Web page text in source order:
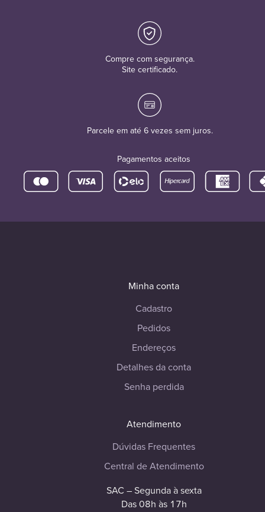
Compre com segurança.
Site certificado.
Parcele em até 6 vezes sem juros.
Pagamentos aceitos
Minha conta
Cadastro
Pedidos
Endereços
Detalhes da conta
Senha perdida
Atendimento
Dúvidas Frequentes
Central de Atendimento
SAC – Segunda à sexta
Das 08h às 17h